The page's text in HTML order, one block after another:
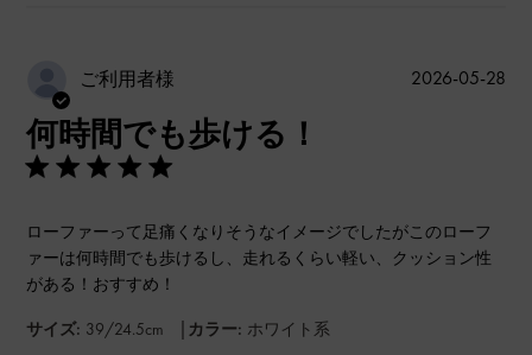
ご利用者様
何時間でも歩ける！
ローファーって足痛くなりそうなイメージでしたがこのローフ
ァーは何時間でも歩けるし、走れるくらい軽い、クッション性
がある！おすすめ！
サイズ: 39/24.5cm | カラー: ホワイト系
公
2026-05-28